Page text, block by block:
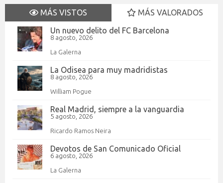
MÁS VISTOS
MÁS VALORADOS
Un nuevo delito del FC Barcelona
8 agosto, 2026
La Galerna
La Odisea para muy madridistas
8 agosto, 2026
William Pogue
Real Madrid, siempre a la vanguardia
5 agosto, 2026
Ricardo Ramos Neira
Devotos de San Comunicado Oficial
6 agosto, 2026
La Galerna